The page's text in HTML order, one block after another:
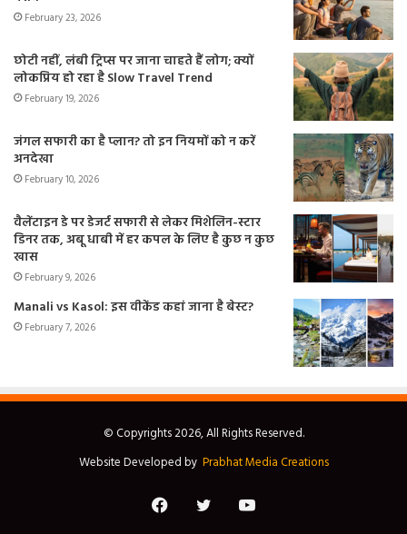
February 23, 2026
छोटी नहीं, लंबी ट्रिप्स पर जाना चाहते हैं लोग; क्यों
लोकप्रिय हो रहा है Slow Travel Trend
February 19, 2026
जंगल सफारी का है प्लान? तो इन नियमों को न करें
अनदेखा
February 10, 2026
वैलेंटाइन डे पर डेजर्ट सफारी से लेकर मिशेलिन-स्टार
डिनर तक, अबू धाबी में हर कपल के लिए है कुछ न कुछ
खास
February 9, 2026
Manali vs Kasol: इस वीकेंड कहां जाना है बेस्ट?
February 7, 2026
© Copyrights 2026, All Rights Reserved.
Website Developed by Prabhat Media Creations
FacebookTwitterYouTube